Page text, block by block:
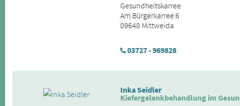
Gesundheitskarree
Am Bürgerkarree 6
09648 Mittweida
03727 - 969828
Inka Seidler
Kiefergelenkbehandlung im